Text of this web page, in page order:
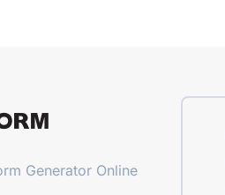
Generator Online